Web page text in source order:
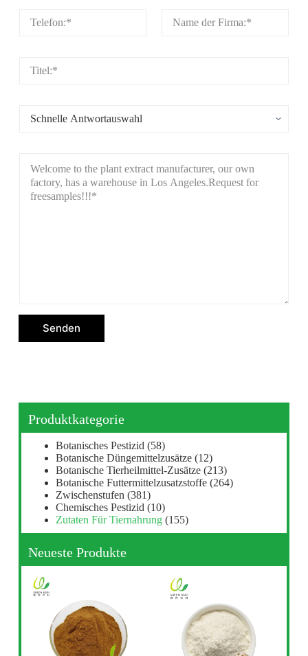
Senden
Produktkategorie
Botanisches Pestizid (58)
Botanische Düngemittelzusätze (12)
Botanische Tierheilmittel-Zusätze (213)
Botanische Futtermittelzusatzstoffe (264)
Zwischenstufen (381)
Chemisches Pestizid (10)
Zutaten Für Tiernahrung (155)
Neueste Produkte